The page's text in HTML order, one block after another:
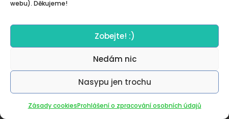
webu). Děkujeme!
Zobejte! :)
Nedám nic
Nasypu jen trochu
Zásady cookiesProhlášení o zpracování osobních údajů
Autor:Posterity